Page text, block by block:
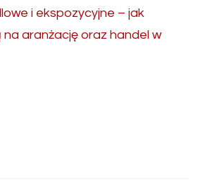
i ekspozycyjne – jak
aranżację oraz handel w